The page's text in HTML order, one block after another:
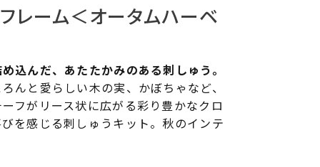
レーム＜オータムハーベ
込んだ、あたたかみのある刺しゅう。
んと愛らしい木の実、かぼちゃなど、
フがリース状に広がる彩り豊かなクロ
を感じる刺しゅうキット。秋のインテ